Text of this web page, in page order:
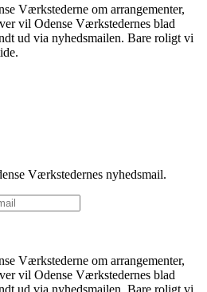
Værkstederne om arrangementer,
vil Odense Værkstedernes blad
ud via nyhedsmailen. Bare roligt vi
Værkstedernes nyhedsmail.
Værkstederne om arrangementer,
vil Odense Værkstedernes blad